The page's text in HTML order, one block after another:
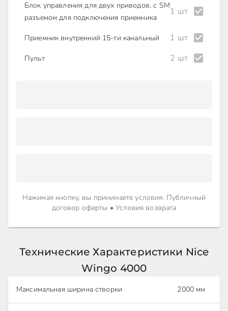
Блок управления для двух приводов, с SM
разъемом для подключения приемника
1 шт
Приемник внутренний 15-ти канальный 1 шт
Пульт 2 шт
Нажимая кнопку, вы принимаете условия: Публичный
договор оферты •Условия возврата
Технические Характеристики Nice
Wingo 4000
Максимальная ширина створки 2000 мм